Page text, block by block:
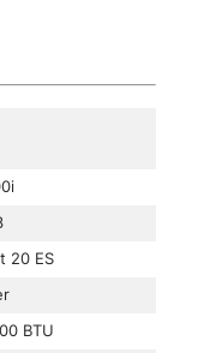
20 ES
BTU